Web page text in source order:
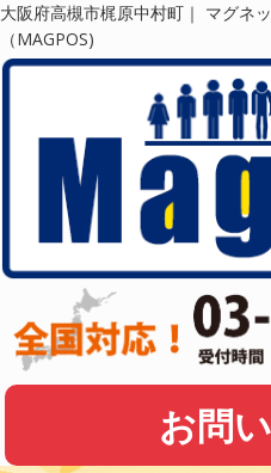
大阪府高槻市梶原中村町｜ マグネ
（MAGPOS)
お問